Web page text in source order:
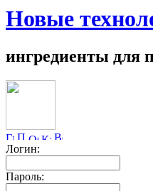
Новые
ингредиенты для
Логин:
Пароль: